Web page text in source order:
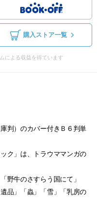
購入ストア一覧
による収益を得ています
判）のカバー付きＢ６判単
ク」は、トラウママンガの
野牛のさすらう国にて」
品」「蟲」「雪」「乳房の